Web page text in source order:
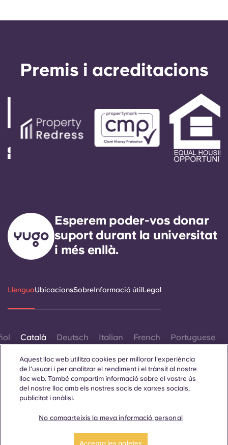
Premis i acreditacions
Esperem poder-vos donar
suport durant la universitat
i més enllà.
LlenguaUbicacionsSobreInformació útilLegal
Català Deutsch Italian French Portuguese
Aquest lloc web utilitza cookies per millorar l'experiència
de l'usuari i per analitzar el rendiment i el trànsit al nostre
lloc web. També compartim informació sobre el vostre ús
del nostre lloc amb els nostres socis de xarxes socials,
publicitat i anàlisi.
No comparteixis la meva informació personal
Accepta les galetes